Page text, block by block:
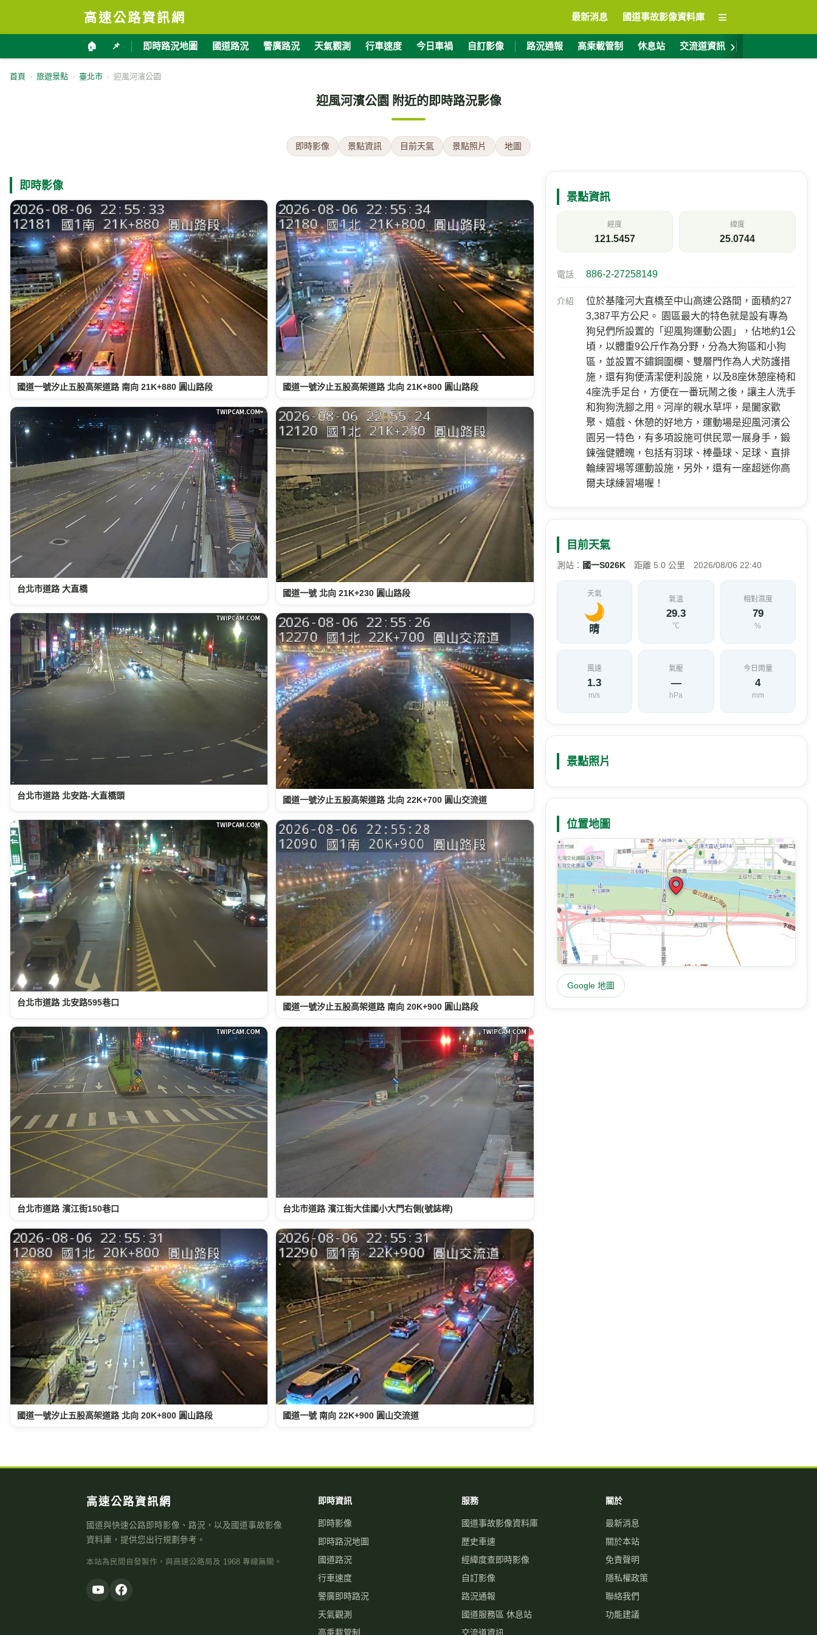
高速公路資訊網 最新消息 國道事故影像資料庫 ≡
🏠 📌 即時路況地圖 國道路況 警廣路況 天氣觀測 行車速度 今日車禍 自訂影像 路況通報 高乘載管制 休息站 交流道資訊 ›
首頁 › 旅遊景點 › 臺北市 › 迎風河濱公園
迎風河濱公園 附近的即時路況影像
即時影像 景點資訊 目前天氣 景點照片 地圖
即時影像
國道一號汐止五股高架道路 南向 21K+880 圓山路段 國道一號汐止五股高架道路 北向 21K+800 圓山路段
台北市道路 大直橋 國道一號 北向 21K+230 圓山路段
台北市道路 北安路-大直橋頭 國道一號汐止五股高架道路 北向 22K+700 圓山交流道
台北市道路 北安路595巷口 國道一號汐止五股高架道路 南向 20K+900 圓山路段
台北市道路 濱江街150巷口 台北市道路 濱江街大佳國小大門右側(號誌桿)
國道一號汐止五股高架道路 北向 20K+800 圓山路段 國道一號 南向 22K+900 圓山交流道
景點資訊
經度
121.5457
緯度
25.0744
電話 886-2-27258149
介紹
位於基隆河大直橋至中山高速公路間，面積約27
3,387平方公尺。 園區最大的特色就是設有專為
狗兒們所設置的「迎風狗運動公園」，佔地約1公
頃，以體重9公斤作為分野，分為大狗區和小狗
區，並設置不鏽鋼圍欄、雙層門作為人犬防護措
施，還有狗便清潔便利設施，以及8座休憩座椅和
4座洗手足台，方便在一番玩鬧之後，讓主人洗手
和狗狗洗腳之用。河岸的親水草坪，是闔家歡
聚、嬉戲、休憩的好地方，運動場是迎風河濱公
園另一特色，有多項設施可供民眾一展身手，鍛
鍊強健體魄，包括有羽球、棒壘球、足球、直排
輪練習場等運動設施，另外，還有一座超迷你高
爾夫球練習場喔！
目前天氣
測站： 國一S026K距離 5.0 公里 2026/08/06 22:40
天氣
晴
氣溫
29.3
℃
相對濕度
79
%
風速
1.3
m/s
氣壓
—
hPa
今日雨量
4
mm
景點照片
位置地圖
Google 地圖
高速公路資訊網
國道與快速公路即時影像、路況，以及國道事故影像
資料庫，提供您出行規劃參考。
本站為民間自發製作，與高速公路局及 1968 專線無關。
即時資訊
即時影像
即時路況地圖
國道路況
行車速度
警廣即時路況
天氣觀測
高乘載管制
服務
國道事故影像資料庫
歷史車速
經緯度查即時影像
自訂影像
路況通報
國道服務區 休息站
交流道資訊
關於
最新消息
關於本站
免責聲明
隱私權政策
聯絡我們
功能建議